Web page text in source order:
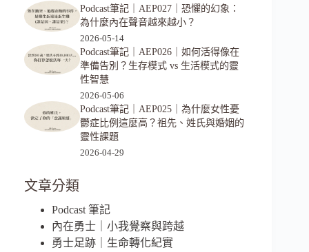
Podcast筆記｜AEP027｜恐懼的幻象：
為什麼內在聲音越來越小？
2026-05-14
Podcast筆記｜AEP026｜如何活得像在
準備告別？生存模式 vs 生活模式的靈
性智慧
2026-05-06
Podcast筆記｜AEP025｜為什麼女性憂
鬱症比例這麼高？祖先、姓氏與婚姻的
靈性課題
2026-04-29
文章分類
Podcast 筆記
內在勇士｜小我覺察與跨越
勇士足跡｜生命轉化紀實